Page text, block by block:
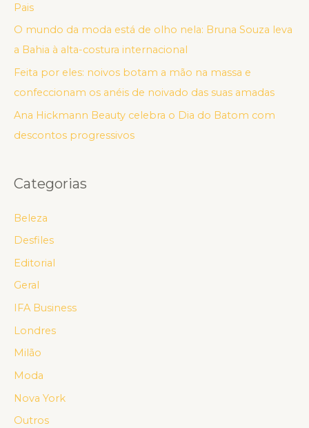
Pais
O mundo da moda está de olho nela: Bruna Souza leva
a Bahia à alta-costura internacional
Feita por eles: noivos botam a mão na massa e
confeccionam os anéis de noivado das suas amadas
Ana Hickmann Beauty celebra o Dia do Batom com
descontos progressivos
Categorias
Beleza
Desfiles
Editorial
Geral
IFA Business
Londres
Milão
Moda
Nova York
Outros